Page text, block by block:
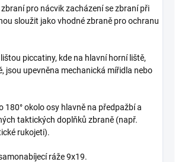
pro nácvik zacházení se zbraní při
sloužit jako vhodné zbraně pro ochranu
piccatiny, kde na hlavní horní liště,
jsou upevněna mechanická mířidla nebo
180° okolo osy hlavně na předpažbí a
taktických doplňků zbraně (např.
rukojeti).
ráže 9x19.